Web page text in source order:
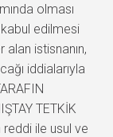
olması
kabul edilmesi
istisnanın,
iddialarıyla
TETKİK
reddi ile usul ve